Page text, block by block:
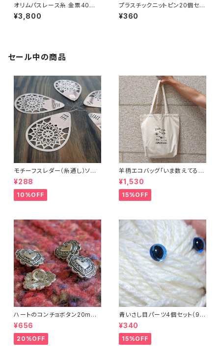
オリムパスレース糸 金票40番
カラーパレット 「いちご泥棒」
¥3,800
プラスチックニットピン20個セッ
ト ひょうたんピン・ダルマピン・
ステッチマーカー
¥360
セール中の商品
モチーフスレダー（糸通し）ソー
イング小物
¥288
10%OFF
羊柄エコバッグ「いま数えてるか
ら話しかけないで」キャンバスト
ートバッグ
¥1,530
15%OFF
ハートのコンチョボタン20mm
（4個入り）
¥656
20%OFF
青いさし目パーツ4個セット（9m
m）（プラスチックドールアイ）
¥340
15%OFF